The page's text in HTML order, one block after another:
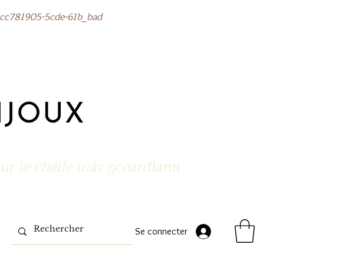
5cde-61b_bad
le chéile inár gceardlann
Se connecter